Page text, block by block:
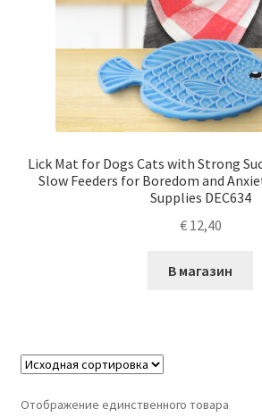
Lick Mat for Dogs Cats with Strong
Slow Feeders for Boredom and
Supplies DEC634
€12,40
В магазин
Отображение единственного товара